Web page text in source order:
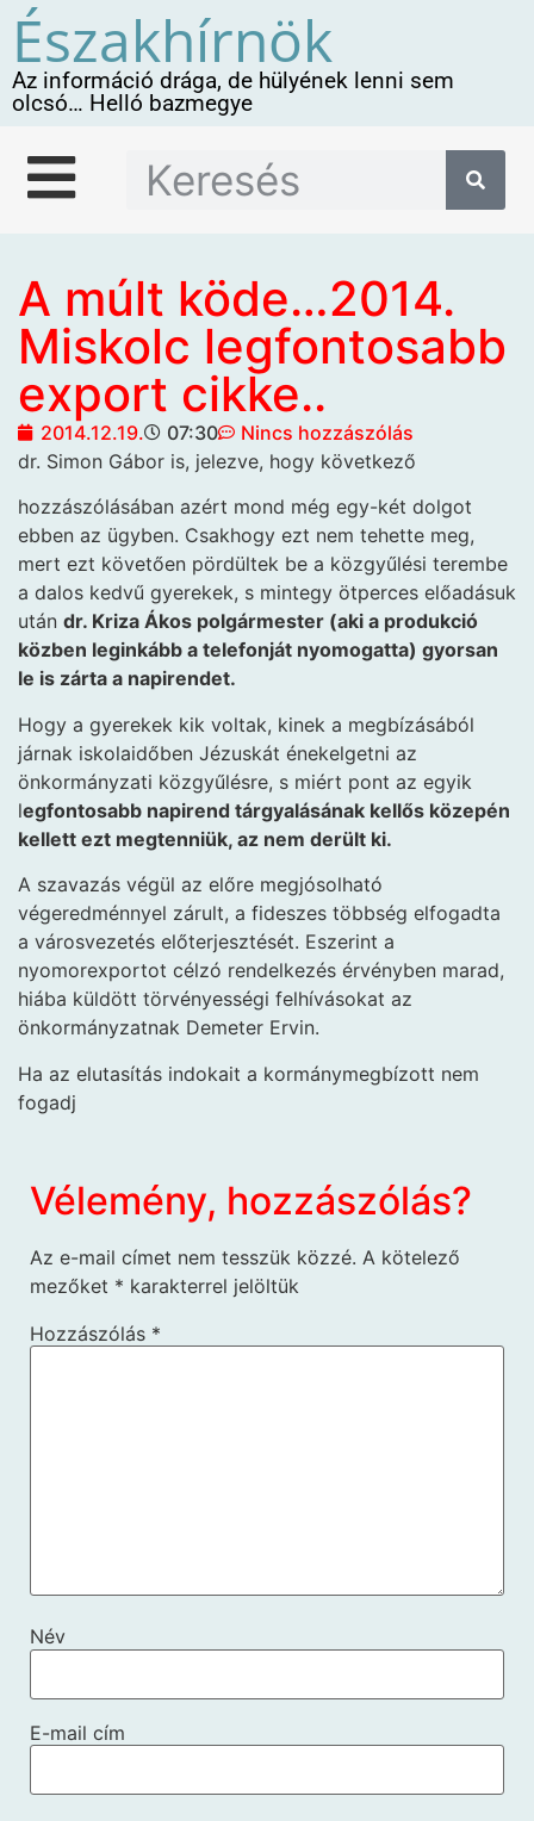
Északhírnök
Az információ drága, de hülyének lenni sem
olcsó… Helló bazmegye
A múlt köde…2014.
Miskolc legfontosabb
export cikke..
2014.12.19. 07:30
Nincs hozzászólás
dr. Simon Gábor is, jelezve, hogy következő
hozzászólásában azért mond még egy-két dolgot
ebben az ügyben. Csakhogy ezt nem tehette meg,
mert ezt követően pördültek be a közgyűlési terembe
a dalos kedvű gyerekek, s mintegy ötperces előadásuk
után dr. Kriza Ákos polgármester (aki a produkció
közben leginkább a telefonját nyomogatta) gyorsan
le is zárta a napirendet.
Hogy a gyerekek kik voltak, kinek a megbízásából
járnak iskolaidőben Jézuskát énekelgetni az
önkormányzati közgyűlésre, s miért pont az egyik
legfontosabb napirend tárgyalásának kellős közepén
kellett ezt megtenniük, az nem derült ki.
A szavazás végül az előre megjósolható
végeredménnyel zárult, a fideszes többség elfogadta
a városvezetés előterjesztését. Eszerint a
nyomorexportot célzó rendelkezés érvényben marad,
hiába küldött törvényességi felhívásokat az
önkormányzatnak Demeter Ervin.
Ha az elutasítás indokait a kormánymegbízott nem
fogadj
Vélemény, hozzászólás?
Az e-mail címet nem tesszük közzé. A kötelező
mezőket * karakterrel jelöltük
Hozzászólás *
Név
E-mail cím